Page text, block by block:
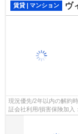
賃貸 | マンション ヴ
現況優先/2年以内の解約
証会社利用/損害保険加入
年毎)/駐輪場は1世帯1台